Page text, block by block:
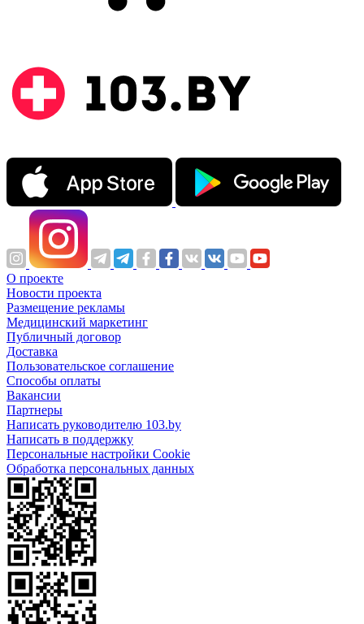
О проекте
Новости проекта
Размещение рекламы
Медицинский маркетинг
Публичный договор
Доставка
Пользовательское соглашение
Способы оплаты
Вакансии
Партнеры
Написать руководителю 103.by
Написать в поддержку
Персональные настройки Cookie
Обработка персональных данных